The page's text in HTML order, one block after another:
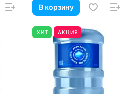
В корзину
ХИТ АКЦИЯ